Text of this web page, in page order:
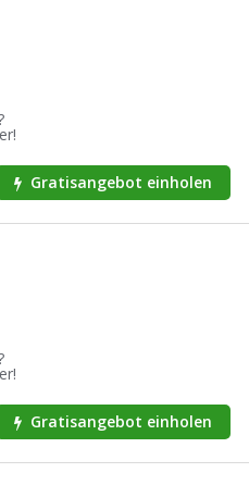
Gratisangebot einholen
Gratisangebot einholen